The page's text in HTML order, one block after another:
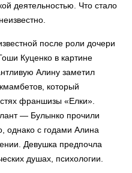
деятельностью. Что стало
после роли дочери
Куценко в картине
Алину заметил
который
франшизы «Елки».
— Булынко прочили
однако с годами Алина
Девушка предпочла
душах, психологии.